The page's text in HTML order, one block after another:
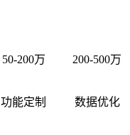
50-200万 200-500万
功能定制 数据优化